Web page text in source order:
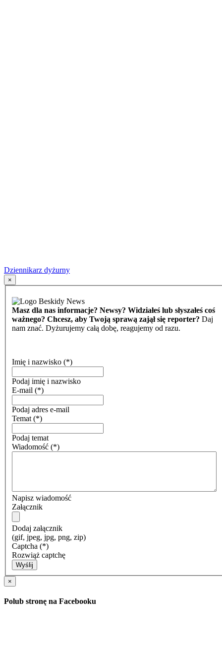
Dziennikarz dyżurny
×
Masz dla nas informacje? Newsy? Widziałeś lub słyszałeś coś
ważnego? Chcesz, aby Twoją sprawą zajął się reporter? Daj
nam znać. Dyżurujemy całą dobę, reagujemy od razu.
Imię i nazwisko (*)
Podaj imię i nazwisko
E-mail (*)
Podaj adres e-mail
Temat (*)
Podaj temat
Wiadomość (*)
Napisz wiadomość
Załącznik
Dodaj załącznik
(gif, jpeg, jpg, png, zip)
Captcha (*)
Rozwiąż captchę
Wyślij
×
Polub stronę na Facebooku